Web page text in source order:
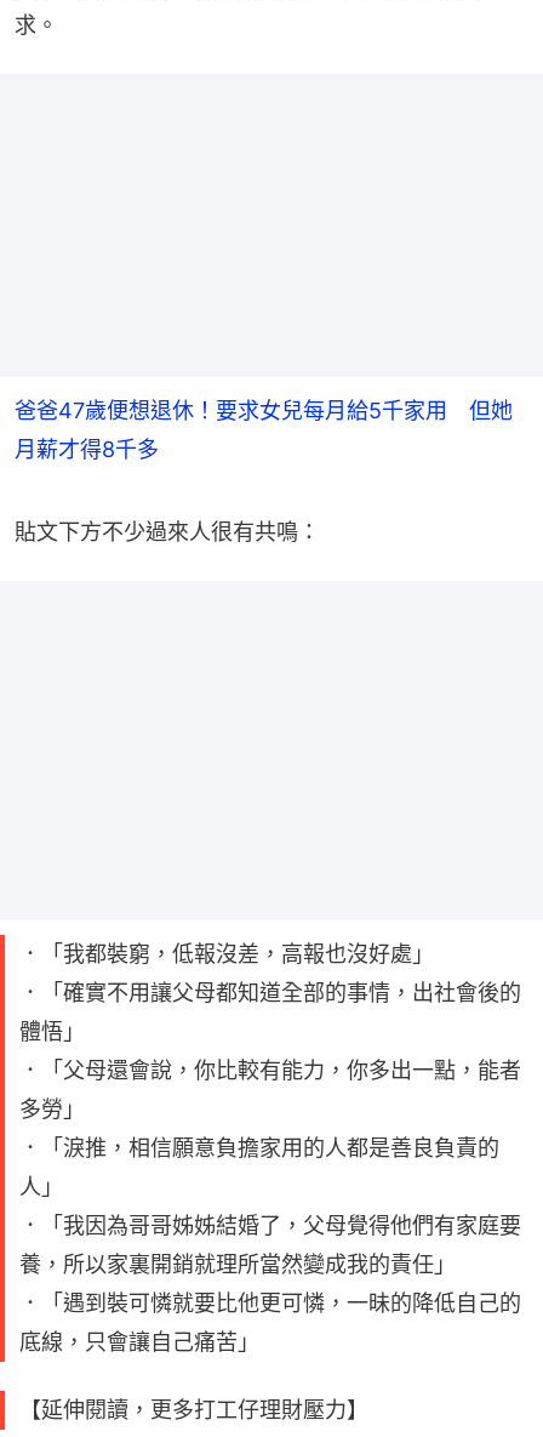
求。
爸爸47歲便想退休！要求女兒每月給5千家用 但她
月薪才得8千多
貼文下方不少過來人很有共鳴：
．「我都裝窮，低報沒差，高報也沒好處」
．「確實不用讓父母都知道全部的事情，出社會後的
體悟」
．「父母還會說，你比較有能力，你多出一點，能者
多勞」
．「淚推，相信願意負擔家用的人都是善良負責的
人」
．「我因為哥哥姊姊結婚了，父母覺得他們有家庭要
養，所以家裏開銷就理所當然變成我的責任」
．「遇到裝可憐就要比他更可憐，一昧的降低自己的
底線，只會讓自己痛苦」
【延伸閱讀，更多打工仔理財壓力】